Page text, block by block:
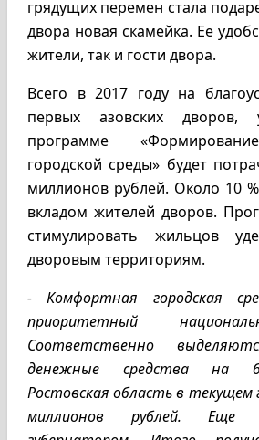
грядущих перемен стала
двора новая скамейка. Ее
жители, так и гости двора.
Всего в 2017 году на
первых азовских дворов,
программе
городской среды» будет
миллионов рублей. Около 10
вкладом жителей дворов.
стимулировать жильцов
дворовым территориям.
- Комфортная городская
приоритетный
Соответственно
денежные средства на
Ростовская область в текущем
миллионов рублей. Еще